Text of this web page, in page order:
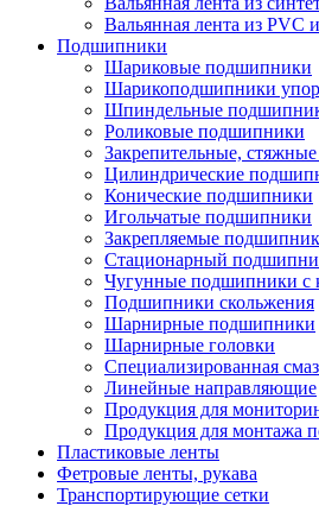
Вальянная лента из PVC
Подшипники
Шариковые подшипники
Шарикоподшипники
Шпиндельные
Роликовые подшипники
Закрепительные, стяжные
Цилиндрические
Конические подшипники
Игольчатые подшипники
Закрепляемые
Стационарный
Чугунные подшипники с
Подшипники скольжения
Шарнирные подшипники
Шарнирные головки
Специализированная
Линейные направляющие
Продукция для
Продукция для монтажа
Пластиковые ленты
Фетровые ленты, рукава
Транспортирующие сетки